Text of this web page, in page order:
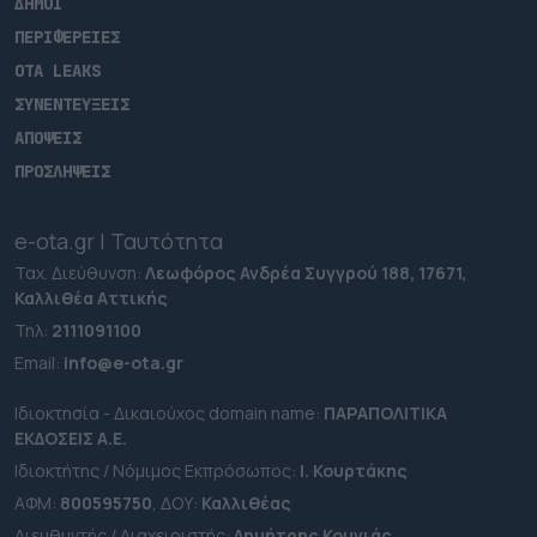
ΠΕΡΙΦΕΡΕΙΕΣ
OTA LEAKS
ΣΥΝΕΝΤΕΥΞΕΙΣ
ΑΠΟΨΕΙΣ
ΠΡΟΣΛΗΨΕΙΣ
e-ota.gr | Ταυτότητα
Ταχ. Διεύθυνση: Λεωφόρος Ανδρέα Συγγρού 188, 17671,
Καλλιθέα Αττικής
Τηλ: 2111091100
Εmail: info@e-ota.gr
Ιδιοκτησία - Δικαιούχος domain name: ΠΑΡΑΠΟΛΙΤΙΚΑ
ΕΚΔΟΣΕΙΣ A.E.
Ιδιοκτήτης / Νόμιμος Εκπρόσωπος: Ι. Κουρτάκης
ΑΦΜ: 800595750 , ΔΟΥ: Καλλιθέας